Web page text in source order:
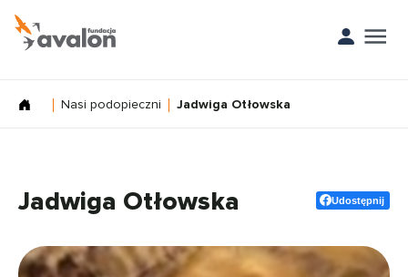
Nasi podopieczni Jadwiga Otłowska
Jadwiga Otłowska Udostępnij